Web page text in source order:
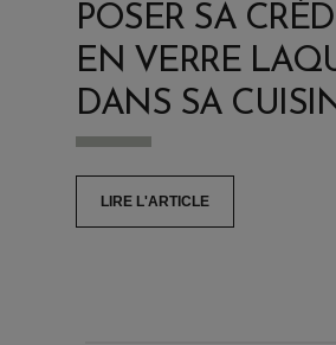
POSER SA
EN VERRE
DANS SA
LIRE L'ARTICLE